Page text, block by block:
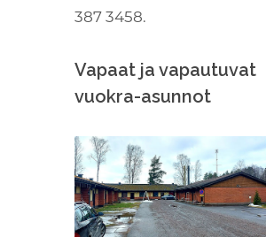
387 3458.
Vapaat ja vapautuvat
vuokra-asunnot